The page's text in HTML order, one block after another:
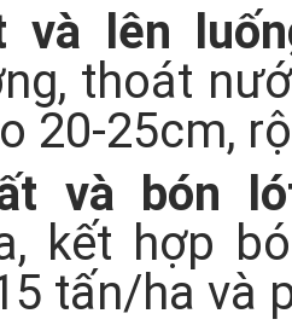
và lên
thoát
20-25cm,
và bón
kết hợp
tấn/ha và